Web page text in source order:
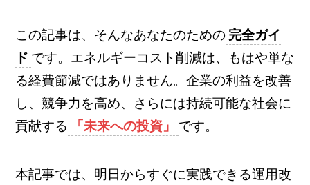
この記事は、そんなあなたのための 完全ガイ
ド です。エネルギーコスト削減は、もはや単な
る経費節減ではありません。企業の利益を改善
し、競争力を高め、さらには持続可能な社会に
貢献する
「未来への投資」 です。
本記事では、明日からすぐに実践できる運用改